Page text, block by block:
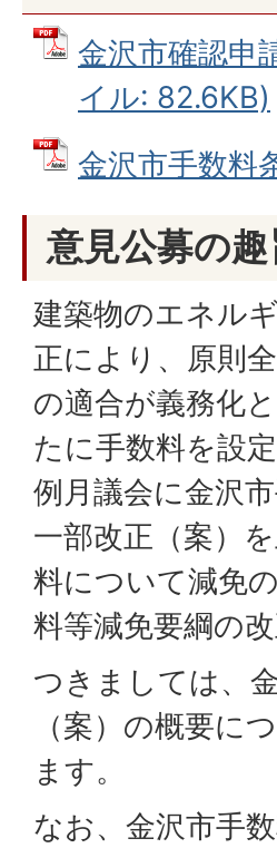
金沢市確認申
イル: 82.6KB)
金沢市手数料
意見公募の趣
建築物のエネル
正により、原則
の適合が義務化
たに手数料を設
例月議会に金沢
一部改正（案）
料について減免
料等減免要綱の
つきましては、
（案）の概要に
ます。
なお、金沢市手